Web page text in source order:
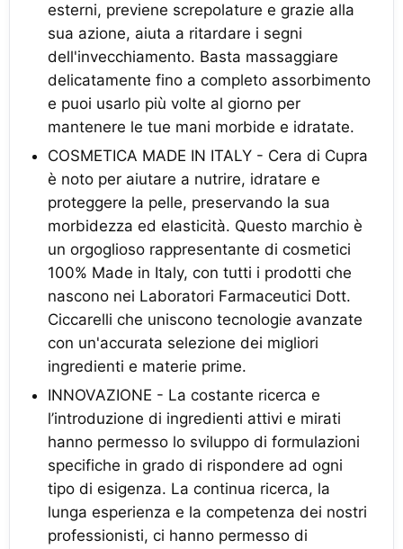
esterni, previene screpolature e grazie alla
sua azione, aiuta a ritardare i segni
dell'invecchiamento. Basta massaggiare
delicatamente fino a completo assorbimento
e puoi usarlo più volte al giorno per
mantenere le tue mani morbide e idratate.
COSMETICA MADE IN ITALY - Cera di Cupra
è noto per aiutare a nutrire, idratare e
proteggere la pelle, preservando la sua
morbidezza ed elasticità. Questo marchio è
un orgoglioso rappresentante di cosmetici
100% Made in Italy, con tutti i prodotti che
nascono nei Laboratori Farmaceutici Dott.
Ciccarelli che uniscono tecnologie avanzate
con un'accurata selezione dei migliori
ingredienti e materie prime.
INNOVAZIONE - La costante ricerca e
l’introduzione di ingredienti attivi e mirati
hanno permesso lo sviluppo di formulazioni
specifiche in grado di rispondere ad ogni
tipo di esigenza. La continua ricerca, la
lunga esperienza e la competenza dei nostri
professionisti, ci hanno permesso di